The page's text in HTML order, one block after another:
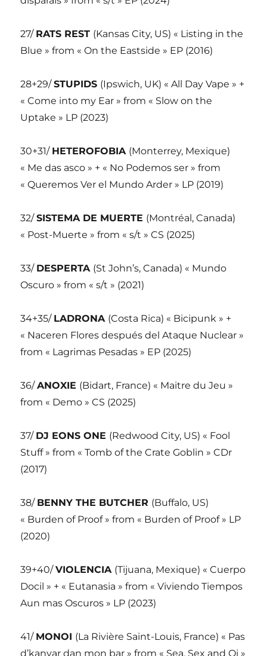
27/ RATS REST (Kansas City, US) « Listing in the
Blue » from « On the Eastside » EP (2016)
28+29/STUPIDS (Ipswich, UK) « All Day Vape » +
« Come into my Ear » from « Slow on the
Uptake » LP (2023)
30+31/ HETEROFOBIA (Monterrey, Mexique)
« Me das asco » + « No Podemos ser » from
« Queremos Ver el Mundo Arder » LP (2019)
32/SISTEMA DE MUERTE (Montréal, Canada)
« Post-Muerte » from « s/t » CS (2025)
33/ DESPERTA (St John’s, Canada) « Mundo
Oscuro » from « s/t » (2021)
34+35/ LADRONA (Costa Rica) « Bicipunk » +
« Naceren Flores después del Ataque Nuclear »
from « Lagrimas Pesadas » EP (2025)
36/ANOXIE (Bidart, France) « Maitre du Jeu »
from « Demo » CS (2025)
37/ DJ EONS ONE (Redwood City, US) « Fool
Stuff » from « Tomb of the Crate Goblin » CDr
(2017)
38/ BENNY THE BUTCHER (Buffalo, US)
« Burden of Proof » from « Burden of Proof » LP
(2020)
39+40/VIOLENCIA (Tijuana, Mexique) « Cuerpo
Docil » + « Eutanasia » from « Viviendo Tiempos
Aun mas Oscuros » LP (2023)
41/ MONOI (La Rivière Saint-Louis, France) « Pas
d’kanyar dan mon bar » from « Sea, Sex and Oi »